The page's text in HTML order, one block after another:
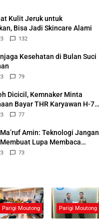
Kulit Jeruk untuk
Bisa Jadi Skincare Alami
132
Kesehatan di Bulan Suci
79
Dicicil, Kemnaker Minta
Bayar THR Karyawan H-7
77
Amin: Teknologi Jangan
Lupa Membaca
73
Parigi Moutong Parigi Moutong